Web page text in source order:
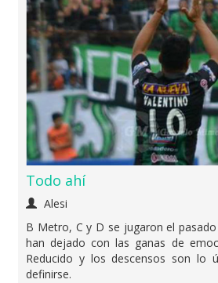
Todo ahí
Alesi
B Metro, C y D se jugaron el
han dejado con las ganas de
Reducido y los descensos son lo
definirse.